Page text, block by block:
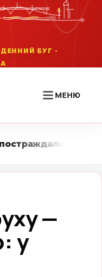
МЕНЮ
стежить за
—
у